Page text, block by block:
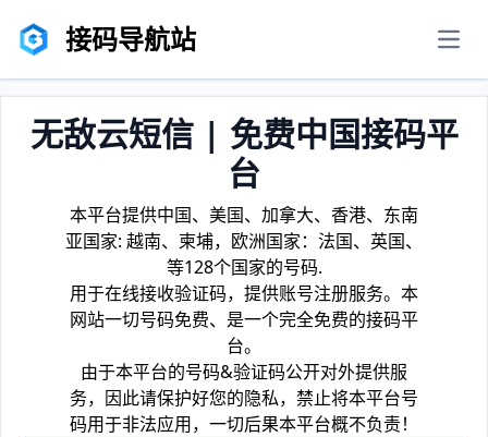
接码导航站
无敌云短信 | 免费中国接码平
台
本平台提供中国、美国、加拿大、香港、东南
亚国家: 越南、柬埔，欧洲国家：法国、英国、
等128个国家的号码.
用于在线接收验证码，提供账号注册服务。本
网站一切号码免费、是一个完全免费的接码平
台。
由于本平台的号码&验证码公开对外提供服
务，因此请保护好您的隐私，禁止将本平台号
码用于非法应用，一切后果本平台概不负责！